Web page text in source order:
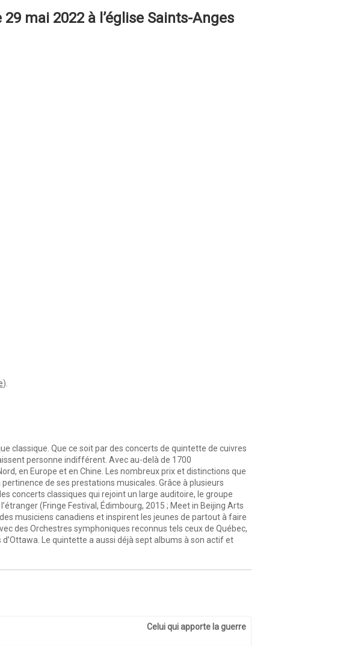
mai 2022 à l’église Saints-Anges
).
classique. Que ce soit par des concerts de quintette de cuivres
personne indifférent. Avec au-delà de 1700
en Europe et en Chine. Les nombreux prix et distinctions que
de ses prestations musicales. Grâce à plusieurs
concerts classiques qui rejoint un large auditoire, le groupe
(Fringe Festival, Édimbourg, 2015 ; Meet in Beijing Arts
musiciens canadiens et inspirent les jeunes de partout à faire
des Orchestres symphoniques reconnus tels ceux de Québec,
Le quintette a aussi déjà sept albums à son actif et
Celui qui apporte la guerre